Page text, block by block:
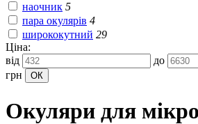
наочник 5
пара окулярів 4
ширококутний 29
Ціна:
від
до
грн
Окуляри для